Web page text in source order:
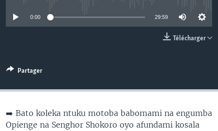
SCIENCE/TECHNOLOGIE
0:00 29:59
Télécharger
Partager
➡️ Bato koleka ntuku motoba babomami na engumba
Opienge na Senghor Shokoro oyo afundami kosala